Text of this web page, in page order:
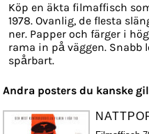
Köp en äkta filmaffisch
1978. Ovanlig, de flesta
ner. Papper och färger i
rama in på väggen. Snabb
spårbart.
Andra posters du kanske